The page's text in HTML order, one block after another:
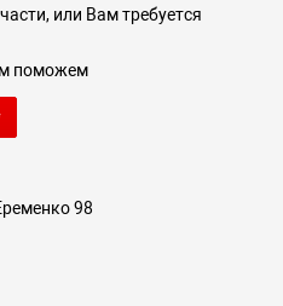
или Вам требуется
поможем
98